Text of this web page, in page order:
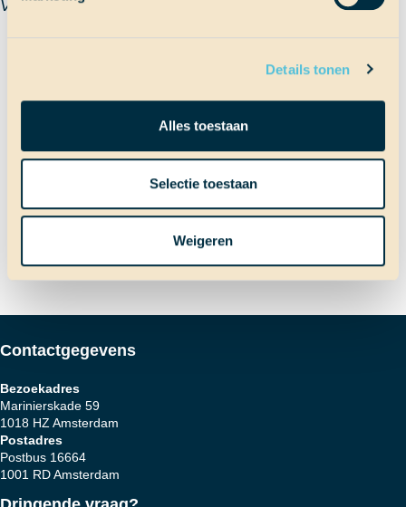
Details tonen
Alles toestaan
Selectie toestaan
Weigeren
Valerie
Bericht
navigatie
Wakker worden op Bermuda
Eventjes alleen
Contactgegevens
Bezoekadres
Marinierskade 59
1018 HZ Amsterdam
Postadres
Postbus 16664
1001 RD Amsterdam